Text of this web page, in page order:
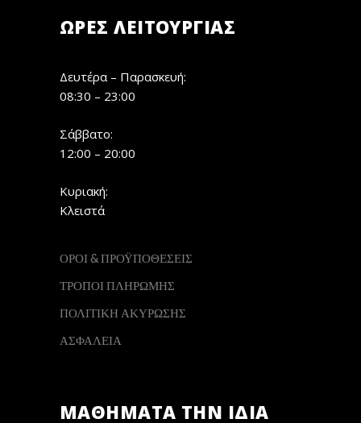
ΏΡΕΣ ΛΕΙΤΟΥΡΓΊΑΣ
Δευτέρα – Παρασκευή:
08:30 – 23:00
Σάββατο:
12:00 – 20:00
Κυριακή:
Κλειστά
ΟΡΟΙ & ΠΡΟΫΠΟΘΕΣΕΙΣ
ΤΡΟΠΟΙ ΠΛΗΡΩΜΗΣ
ΠΟΛΙΤΙΚΗ ΑΚΥΡΩΣΗΣ
ΑΣΦΑΛΕΙΑ
ΜΑΘΗΜΑΤΑ ΤΗΝ ΙΔΙΑ